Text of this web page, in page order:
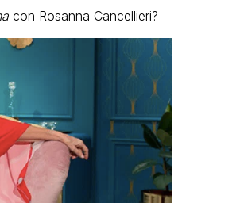
con Rosanna Cancellieri?